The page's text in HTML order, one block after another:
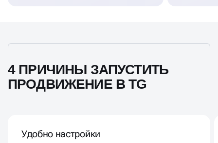
4 ПРИЧИНЫ ЗАПУСТИТЬ
ПРОДВИЖЕНИЕ В TG
Удобно настройки